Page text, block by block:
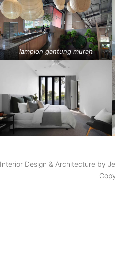
lampion gantung murah
Interior Design & Architecture by